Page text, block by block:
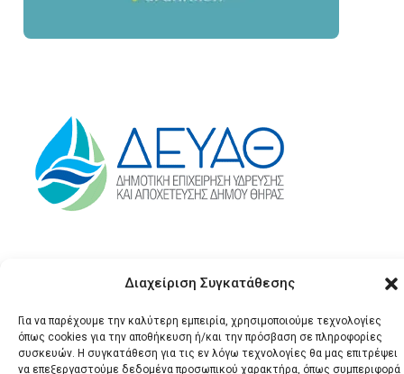
Διαχείριση Συγκατάθεσης
Για να παρέχουμε την καλύτερη εμπειρία, χρησιμοποιούμε τεχνολογίες
όπως cookies για την αποθήκευση ή/και την πρόσβαση σε πληροφορίες
συσκευών. Η συγκατάθεση για τις εν λόγω τεχνολογίες θα μας επιτρέψει
να επεξεργαστούμε δεδομένα προσωπικού χαρακτήρα, όπως συμπεριφορά